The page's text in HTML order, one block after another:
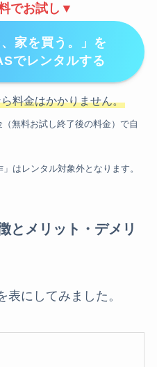
でお試し▼
家を買う。」を
でレンタルする
料金はかかりません。
無料お試し終了後の料金）で自
はレンタル対象外となります。
とメリット・デメリ
にしてみました。